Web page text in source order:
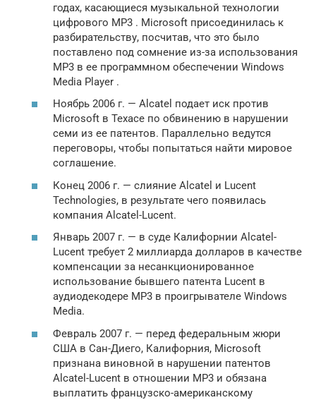
годах, касающиеся музыкальной технологии
цифрового MP3 . Microsoft присоединилась к
разбирательству, посчитав, что это было
поставлено под сомнение из-за использования
MP3 в ее программном обеспечении Windows
Media Player .
Ноябрь 2006 г. — Alcatel подает иск против
Microsoft в Техасе по обвинению в нарушении
семи из ее патентов. Параллельно ведутся
переговоры, чтобы попытаться найти мировое
соглашение.
Конец 2006 г. — слияние Alcatel и Lucent
Technologies, в результате чего появилась
компания Alcatel-Lucent.
Январь 2007 г. — в суде Калифорнии Alcatel-
Lucent требует 2 миллиарда долларов в качестве
компенсации за несанкционированное
использование бывшего патента Lucent в
аудиодекодере MP3 в проигрывателе Windows
Media.
Февраль 2007 г. — перед федеральным жюри
США в Сан-Диего, Калифорния, Microsoft
признана виновной в нарушении патентов
Alcatel-Lucent в отношении MP3 и обязана
выплатить французско-американскому